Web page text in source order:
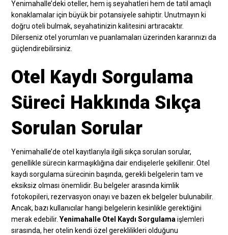
Yenimahalle’deki oteller, hem iş seyahatleri hem de tatil amaçlı
konaklamalar için büyük bir potansiyele sahiptir. Unutmayın ki
doğru oteli bulmak, seyahatinizin kalitesini artıracaktır.
Dilerseniz otel yorumları ve puanlamaları üzerinden kararınızı da
güçlendirebilirsiniz.
Otel Kaydı Sorgulama
Süreci Hakkında Sıkça
Sorulan Sorular
Yenimahalle’de otel kayıtlarıyla ilgili sıkça sorulan sorular,
genellikle sürecin karmaşıklığına dair endişelerle şekillenir. Otel
kaydı sorgulama sürecinin başında, gerekli belgelerin tam ve
eksiksiz olması önemlidir. Bu belgeler arasında kimlik
fotokopileri, rezervasyon onayı ve bazen ek belgeler bulunabilir.
Ancak, bazı kullanıcılar hangi belgelerin kesinlikle gerektiğini
merak edebilir.Yenimahalle Otel Kaydı Sorgulama işlemleri
sırasında, her otelin kendi özel gereklilikleri olduğunu